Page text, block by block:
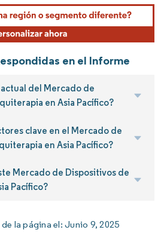
en el Informe
del Mercado de
en Asia Pacífico?
clave en el Mercado de
en Asia Pacífico?
Mercado de Dispositivos de
Pacífico?
la página el:Junio 9, 2025